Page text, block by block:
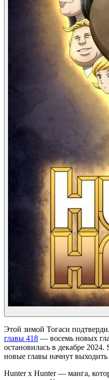
Этой зимой Тогаси
главы 418 — восемь новых
остановилась в декабре
новые главы начнут
Hunter x Hunter — манга,